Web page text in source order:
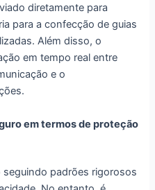
diretamente para
para a confecção de guias
Além disso, o
em tempo real entre
e o
em termos de proteção
seguindo padrões rigorosos